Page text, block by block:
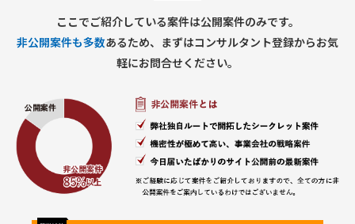
• 業務整理
• 利用部門との各種調整
• 利用マニュアル整備
• 指示待ちではなく主体的に動ける方
• 複数案件を同時並行で管理できる方
• 課題を整理して関係者を巻き込める方
• 業務とシステム双方の観点で提案できる方
• ベンダー任せにせず推進できる方
ここでご紹介している案件は公開案件のみです。
非公開案件も多数あるため、まずはコンサルタント登録からお気
軽にお問合せください。